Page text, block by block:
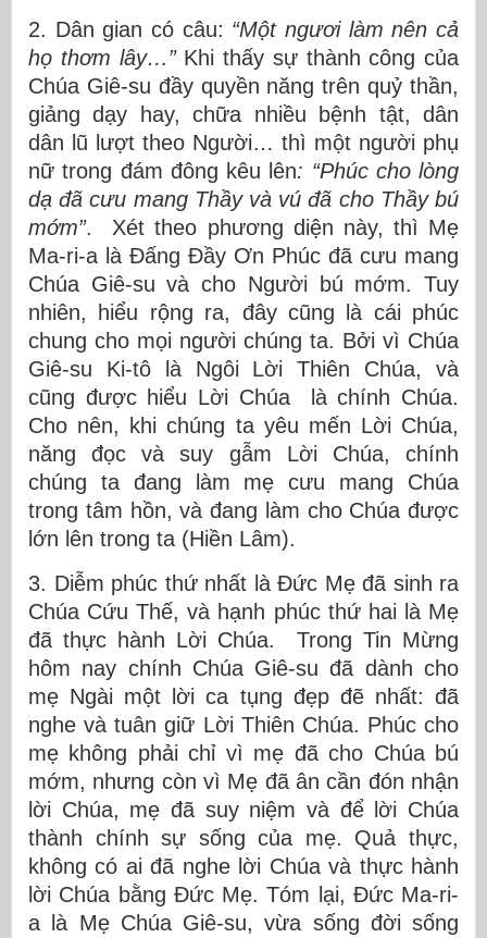
2. Dân gian có câu: “Một ngươi làm nên cả
họ thơm lây…”Khi thấy sự thành công của
Chúa Giê-su đầy quyền năng trên quỷ thần,
giảng dạy hay, chữa nhiều bệnh tật, dân
dân lũ lượt theo Người… thì một người phụ
nữ trong đám đông kêu lên: “Phúc cho lòng
dạ đã cưu mang Thầy và vú đã cho Thầy bú
mớm”. Xét theo phương diện này, thì Mẹ
Ma-ri-a là Đấng Đầy Ơn Phúc đã cưu mang
Chúa Giê-su và cho Người bú mớm. Tuy
nhiên, hiểu rộng ra, đây cũng là cái phúc
chung cho mọi người chúng ta. Bởi vì Chúa
Giê-su Ki-tô là Ngôi Lời Thiên Chúa, và
cũng được hiểu Lời Chúa là chính Chúa.
Cho nên, khi chúng ta yêu mến Lời Chúa,
năng đọc và suy gẫm Lời Chúa, chính
chúng ta đang làm mẹ cưu mang Chúa
trong tâm hồn, và đang làm cho Chúa được
lớn lên trong ta (Hiền Lâm).
3. Diễm phúc thứ nhất là Đức Mẹ đã sinh ra
Chúa Cứu Thế, và hạnh phúc thứ hai là Mẹ
đã thực hành Lời Chúa. Trong Tin Mừng
hôm nay chính Chúa Giê-su đã dành cho
mẹ Ngài một lời ca tụng đẹp đẽ nhất: đã
nghe và tuân giữ Lời Thiên Chúa. Phúc cho
mẹ không phải chỉ vì mẹ đã cho Chúa bú
mớm, nhưng còn vì Mẹ đã ân cần đón nhận
lời Chúa, mẹ đã suy niệm và để lời Chúa
thành chính sự sống của mẹ. Quả thực,
không có ai đã nghe lời Chúa và thực hành
lời Chúa bằng Đức Mẹ. Tóm lại, Đức Ma-ri-
a là Mẹ Chúa Giê-su, vừa sống đời sống